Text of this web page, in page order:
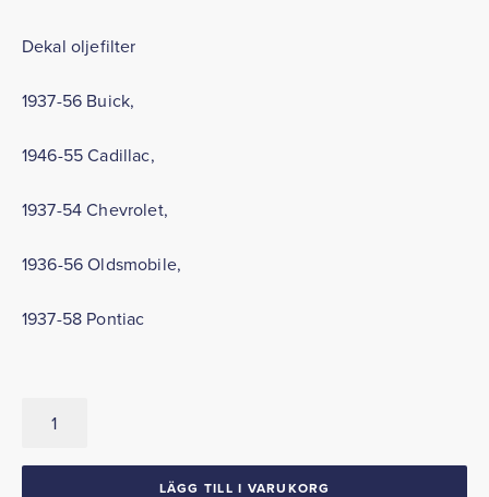
Dekal oljefilter
1937-56 Buick,
1946-55 Cadillac,
1937-54 Chevrolet,
1936-56 Oldsmobile,
1937-58 Pontiac
Dekal
LÄGG TILL I VARUKORG